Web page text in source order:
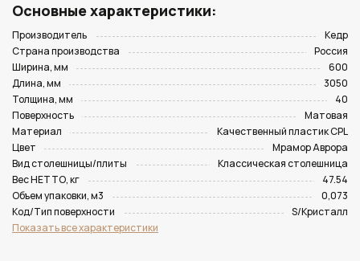
Основные характеристики:
Производитель
Кедр
Страна производства
Россия
Ширина, мм
600
Длина, мм
3050
Толщина, мм
40
Поверхность
Матовая
Материал
Качественный пластик CPL
Цвет
Мрамор Аврора
Вид столешницы/плиты
Классическая столешница
Вес НЕТТО, кг
47.54
Объем упаковки, м3
0,073
Код/Тип поверхности
S/Кристалл
Показать все характеристики